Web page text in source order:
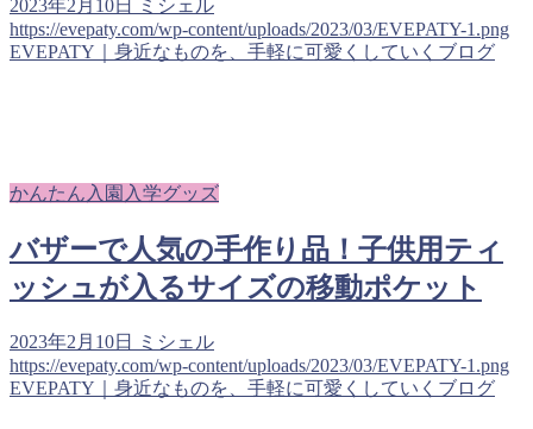
2023年2月10日
ミシェル
https://evepaty.com/wp-content/uploads/2023/03/EVEPATY-1.png
EVEPATY｜身近なものを、手軽に可愛くしていくブログ
かんたん入園入学グッズ
バザーで人気の手作り品！子供用ティ
ッシュが入るサイズの移動ポケット
2023年2月10日
ミシェル
https://evepaty.com/wp-content/uploads/2023/03/EVEPATY-1.png
EVEPATY｜身近なものを、手軽に可愛くしていくブログ